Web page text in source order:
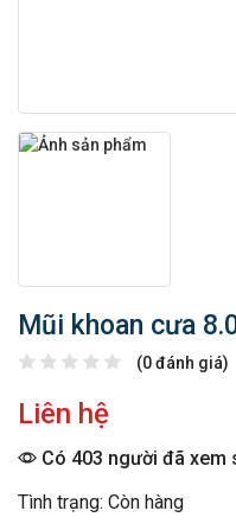
Mũi khoan cưa
(0 đánh giá)
Liên hệ
Có 403 người đã xem
Tình trạng: Còn hàng